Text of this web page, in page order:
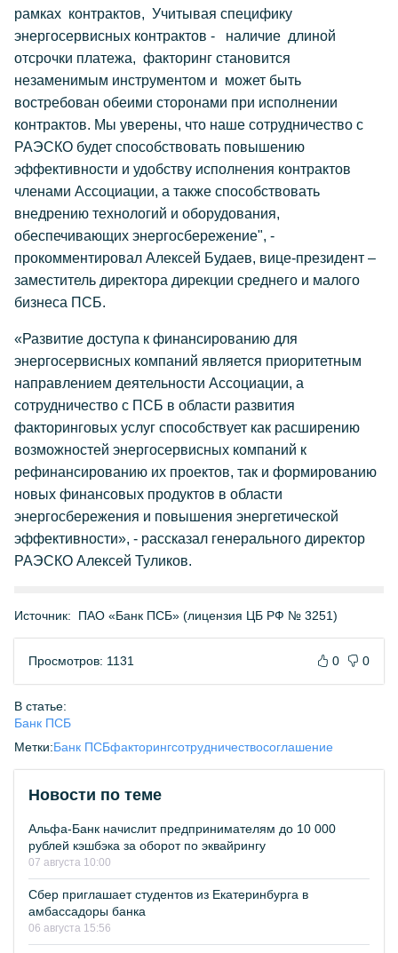
рамках контрактов, Учитывая специфику
энергосервисных контрактов - наличие длиной
отсрочки платежа, факторинг становится
незаменимым инструментом и может быть
востребован обеими сторонами при исполнении
контрактов. Мы уверены, что наше сотрудничество с
РАЭСКО будет способствовать повышению
эффективности и удобству исполнения контрактов
членами Ассоциации, а также способствовать
внедрению технологий и оборудования,
обеспечивающих энергосбережение", -
прокомментировал Алексей Будаев, вице-президент –
заместитель директора дирекции среднего и малого
бизнеса ПСБ.
«Развитие доступа к финансированию для
энергосервисных компаний является приоритетным
направлением деятельности Ассоциации, а
сотрудничество с ПСБ в области развития
факторинговых услуг способствует как расширению
возможностей энергосервисных компаний к
рефинансированию их проектов, так и формированию
новых финансовых продуктов в области
энергосбережения и повышения энергетической
эффективности», - рассказал генерального директор
РАЭСКО Алексей Туликов.
Источник: ПАО «Банк ПСБ» (лицензия ЦБ РФ № 3251)
Просмотров: 1131 0 0
В статье:
Банк ПСБ
Метки:Банк ПСБфакторингсотрудничествосоглашение
Новости по теме
Альфа-Банк начислит предпринимателям до 10 000
рублей кэшбэка за оборот по эквайрингу
07 августа 10:00
Сбер приглашает студентов из Екатеринбурга в
амбассадоры банка
06 августа 15:56